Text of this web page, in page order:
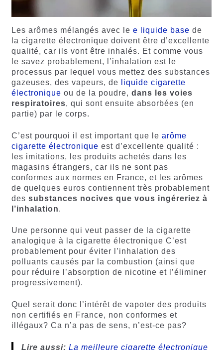
Les arômes mélangés avec le e liquide base de
la cigarette électronique doivent être d’excellente
qualité, car ils vont être inhalés. Et comme vous
le savez probablement, l’inhalation est le
processus par lequel vous mettez des substances
gazeuses, des vapeurs, de
liquide cigarette
électronique ou de la poudre, dans les voies
respiratoires, qui sont ensuite absorbées (en
partie) par le corps.
C’est pourquoi il est important que le arôme
cigarette électronique est d’excellente qualité :
les imitations, les produits achetés dans les
magasins étrangers, car ils ne sont pas
conformes aux normes en France, et les arômes
de quelques euros contiennent très probablement
des substances nocives que vous ingéreriez à
l’inhalation.
Une personne qui veut passer de la cigarette
analogique à la cigarette électronique C’est
probablement pour éviter l’inhalation des
polluants causés par la combustion (ainsi que
pour réduire l’absorption de nicotine et l’éliminer
progressivement).
Quel serait donc l’intérêt de vapoter des produits
non certifiés en France, non conformes et
illégaux? Ca n’a pas de sens, n’est-ce pas?
Lire aussi: La meilleure cigarette électronique